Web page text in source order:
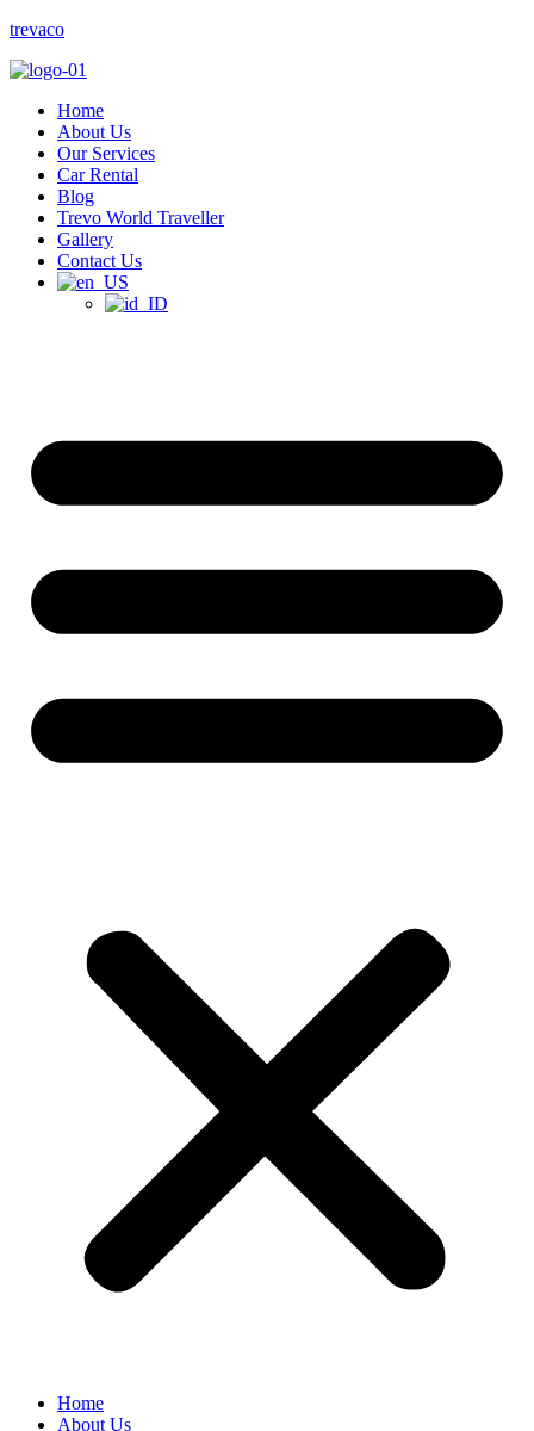
trevaco
Home
About Us
Our Services
Car Rental
Blog
Trevo World Traveller
Gallery
Contact Us
Home
About Us